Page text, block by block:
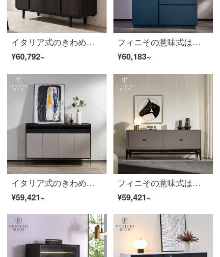
イタリア式のきわめて簡単な食事の辺の戸棚の実の木の家庭用の客間の玄関の物入れは軽奢で豪華な近代的なデザイナーの創意のお茶の水の戸棚の食事の辺の戸棚のイタリア式はきわめて簡単です。
¥60,792~
フィニその意味式は極簡単で、青色のサイドキャビネット北欧デザイナー三門のライト付きレストランの床につく形のロッカー【極簡単サイドキャビネット】Firenzeシリーズ3つです。
¥60,183~
イタリア式のきわめて簡単な食事の辺の戸棚が贅沢になった後に近代的な客間は戸口の玄関の戸棚の北欧風のレストランのお茶の収納物の戸棚の意味式に入ります。
¥59,421~
フィニその意味式はきわめて簡単で、灰色の4つのサイドキャビネットは現代で簡単にオープンします。環境に優しいレストランのロッカーは意味があります。
¥59,421~